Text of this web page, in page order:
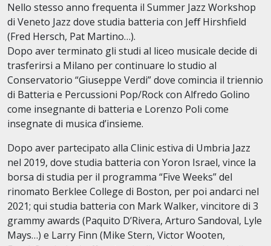
Nello stesso anno frequenta il Summer Jazz Workshop
di Veneto Jazz dove studia batteria con Jeﬀ Hirshfield
(Fred Hersch, Pat Martino…).
Dopo aver terminato gli studi al liceo musicale decide di
trasferirsi a Milano per continuare lo studio al
Conservatorio “Giuseppe Verdi” dove comincia il triennio
di Batteria e Percussioni Pop/Rock con Alfredo Golino
come insegnante di batteria e Lorenzo Poli come
insegnate di musica d’insieme.
Dopo aver partecipato alla Clinic estiva di Umbria Jazz
nel 2019, dove studia batteria con Yoron Israel, vince la
borsa di studia per il programma “Five Weeks” del
rinomato Berklee College di Boston, per poi andarci nel
2021; qui studia batteria con Mark Walker, vincitore di 3
grammy awards (Paquito D’Rivera, Arturo Sandoval, Lyle
Mays…) e Larry Finn (Mike Stern, Victor Wooten,